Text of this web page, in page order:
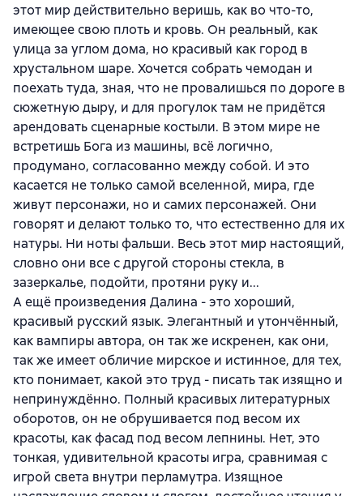
этот мир действительно веришь, как во что-то,
имеющее свою плоть и кровь. Он реальный, как
улица за углом дома, но красивый как город в
хрустальном шаре. Хочется собрать чемодан и
поехать туда, зная, что не провалишься по дороге в
сюжетную дыру, и для прогулок там не придётся
арендовать сценарные костыли. В этом мире не
встретишь Бога из машины, всё логично,
продумано, согласованно между собой. И это
касается не только самой вселенной, мира, где
живут персонажи, но и самих персонажей. Они
говорят и делают только то, что естественно для их
натуры. Ни ноты фальши. Весь этот мир настоящий,
словно они все с другой стороны стекла, в
зазеркалье, подойти, протяни руку и...
А ещё произведения Далина - это хороший,
красивый русский язык. Элегантный и утончённый,
как вампиры автора, он так же искренен, как они,
так же имеет обличие мирское и истинное, для тех,
кто понимает, какой это труд - писать так изящно и
непринуждённо. Полный красивых литературных
оборотов, он не обрушивается под весом их
красоты, как фасад под весом лепнины. Нет, это
тонкая, удивительной красоты игра, сравнимая с
игрой света внутри перламутра. Изящное